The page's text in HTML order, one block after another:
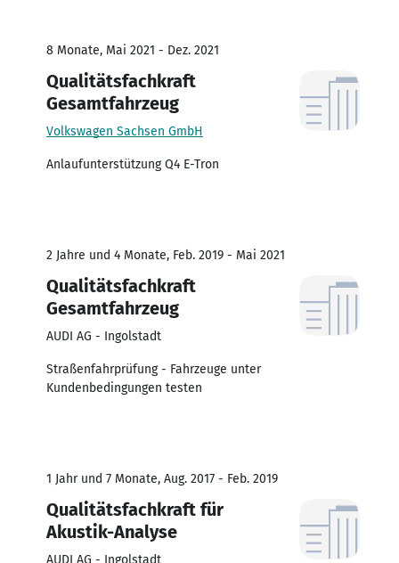
8 Monate, Mai 2021 - Dez. 2021
Qualitätsfachkraft
Gesamtfahrzeug
Volkswagen Sachsen GmbH
Anlaufunterstützung Q4 E-Tron
2 Jahre und 4 Monate, Feb. 2019 - Mai 2021
Qualitätsfachkraft
Gesamtfahrzeug
AUDI AG - Ingolstadt
Straßenfahrprüfung - Fahrzeuge unter
Kundenbedingungen testen
1 Jahr und 7 Monate, Aug. 2017 - Feb. 2019
Qualitätsfachkraft für
Akustik-Analyse
AUDI AG - Ingolstadt